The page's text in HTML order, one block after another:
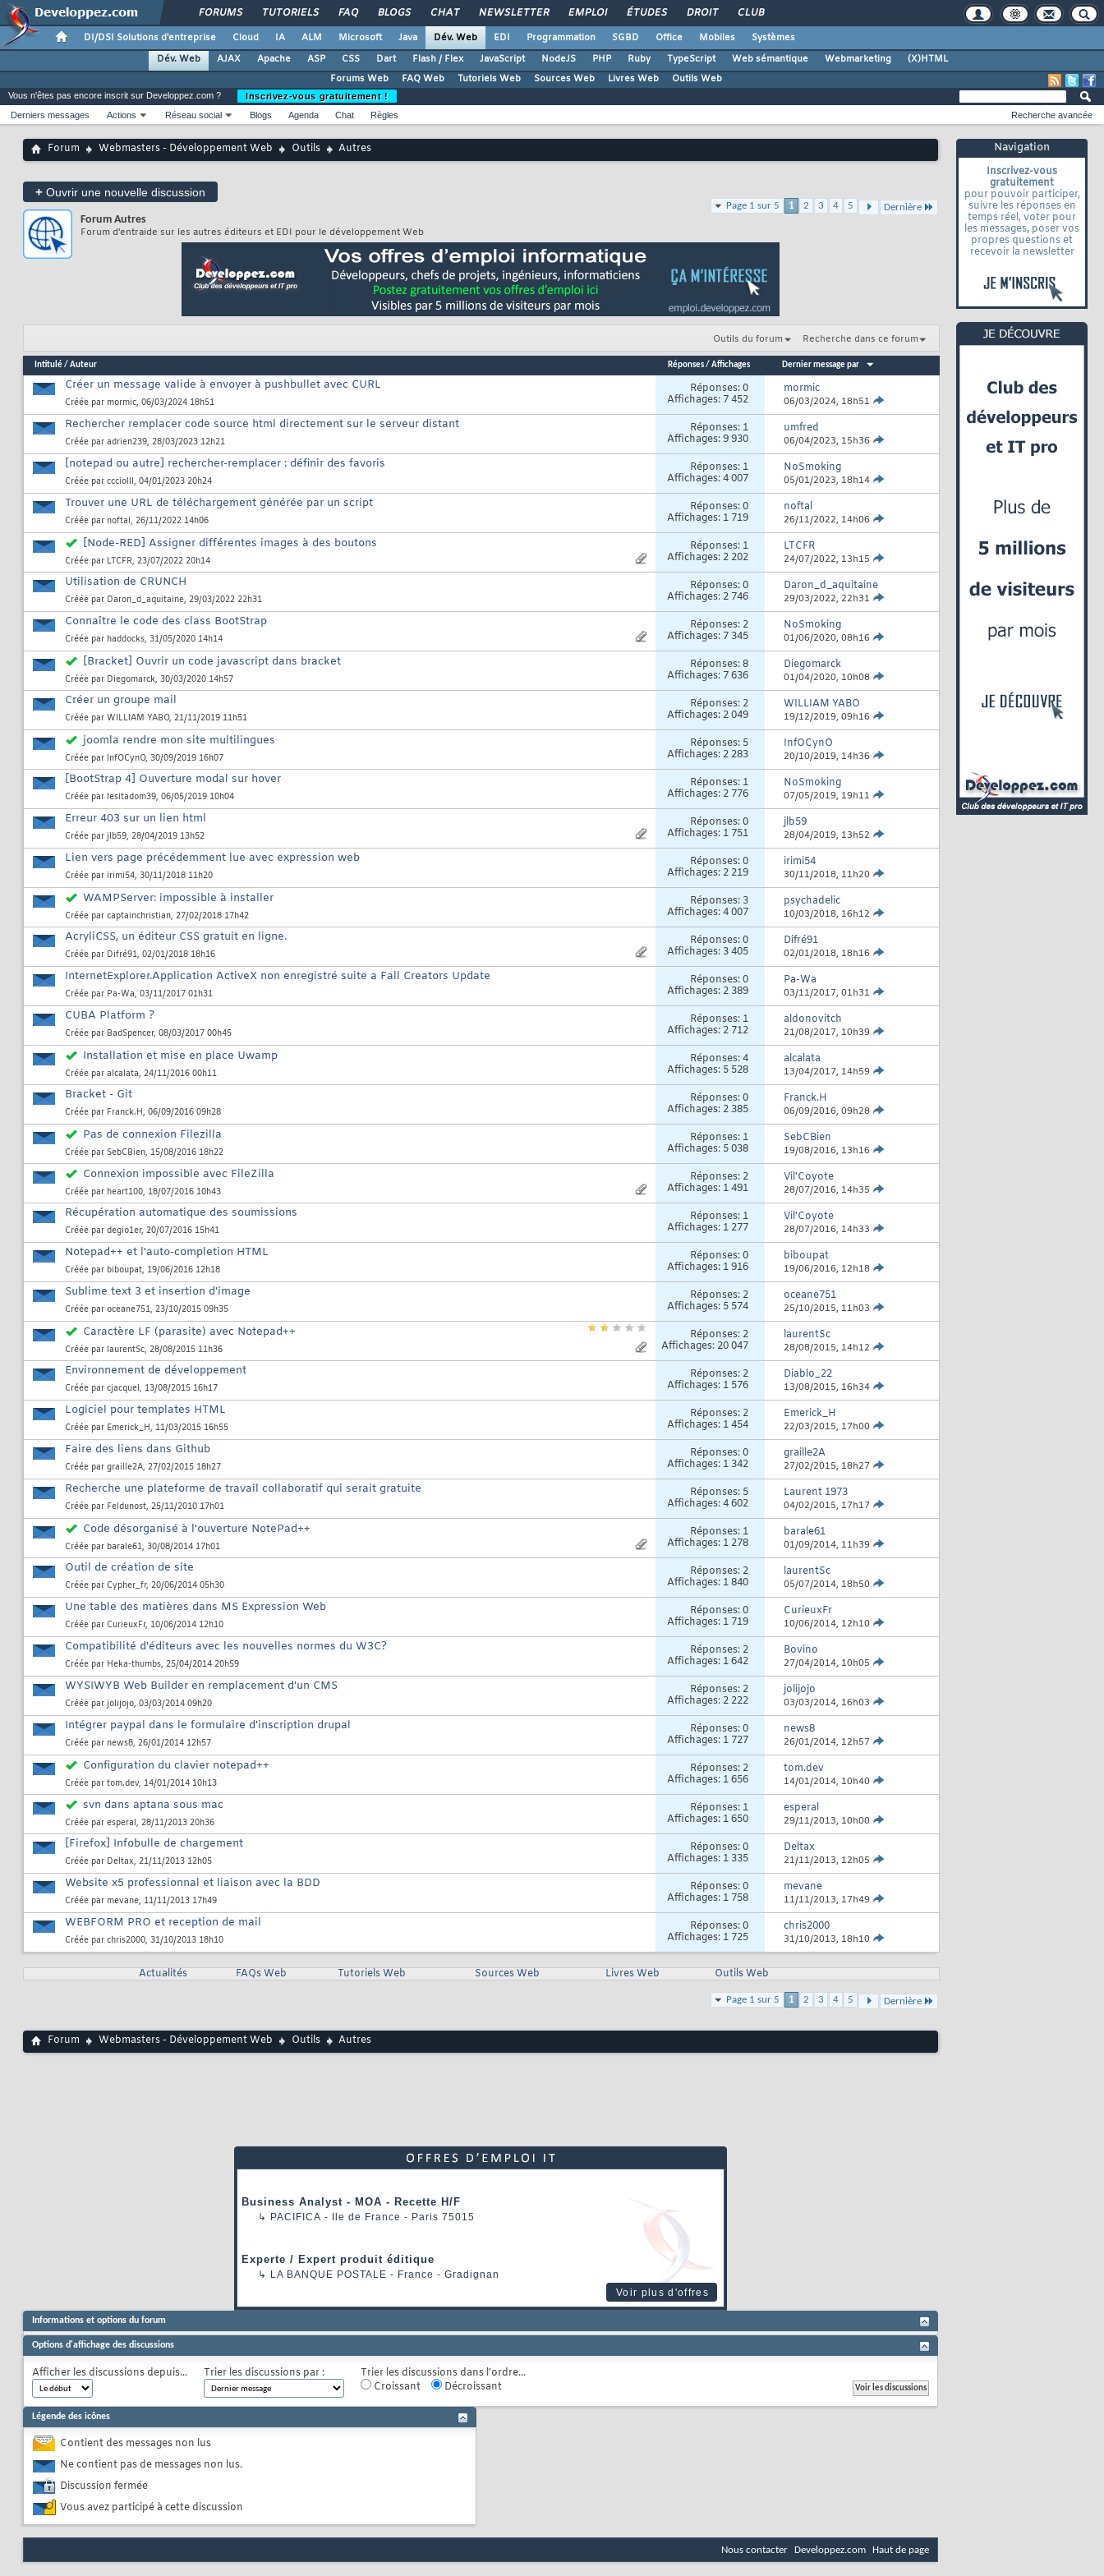
FORUMS TUTORIELS FAQ BLOGS CHAT NEWSLETTER EMPLOI ÉTUDES DROIT CLUB
DI/DSI Solutions d'entreprise Cloud IA ALM Microsoft Java Dév. Web EDI Programmation SGBD Office Mobiles
Systèmes
Dév. Web
AJAX Apache ASP CSS Dart Flash / Flex JavaScript NodeJS PHP Ruby TypeScript Web sémantique Webmarketing
(X)HTML
Forums Web
FAQ Web Tutoriels Web Sources Web Livres Web Outils Web
Vous n'êtes pas encore inscrit sur Developpez.com ?
Inscrivez-vous gratuitement !
Derniers messages
Actions Réseau social Blogs Agenda Chat Règles Recherche avancée
Forum Webmasters - Développement Web Outils Autres Navigation
Inscrivez-vous
gratuitement
pour pouvoir participer,
suivre les réponses en
temps réel, voter pour
les messages, poser vos
propres questions et
recevoir la newsletter
+ Ouvrir une nouvelle discussion
Page 1 sur 5 1 2 3 4 5 Dernière
Forum Autres
Forum d'entraide sur les autres éditeurs et EDI pour le développement Web
Outils du forum Recherche dans ce forum
Intitulé/ Auteur Réponses/ Affichages Dernier message par
Créer un message valide à envoyer à pushbullet avec CURL
Créée par mormic, 06/03/2024 18h51
Réponses:0
Affichages: 7 452
mormic
06/03/2024, 18h51
Rechercher remplacer code source html directement sur le serveur distant
Créée par adrien239, 28/03/2023 12h21
Réponses: 1
Affichages: 9 930
umfred
06/04/2023, 15h36
[notepad ou autre] rechercher-remplacer : définir des favoris
Créée par ccciolll, 04/01/2023 20h24
Réponses: 1
Affichages: 4 007
NoSmoking
05/01/2023, 18h14
Trouver une URL de téléchargement générée par un script
Créée par noftal, 26/11/2022 14h06
Réponses:0
Affichages: 1 719
noftal
26/11/2022, 14h06
[Node-RED] Assigner différentes images à des boutons
Créée par LTCFR, 23/07/2022 20h14
Réponses: 1
Affichages: 2 202
LTCFR
24/07/2022, 13h15
Utilisation de CRUNCH
Créée par Daron_d_aquitaine, 29/03/2022 22h31
Réponses:0
Affichages: 2 746
Daron_d_aquitaine
29/03/2022, 22h31
Connaître le code des class BootStrap
Créée par haddocks, 31/05/2020 14h14
Réponses: 2
Affichages: 7 345
NoSmoking
01/06/2020, 08h16
[Bracket] Ouvrir un code javascript dans bracket
Créée par Diegomarck, 30/03/2020 14h57
Réponses:8
Affichages: 7 636
Diegomarck
01/04/2020, 10h08
Créer un groupe mail
Créée par WILLIAM YABO, 21/11/2019 11h51
Réponses: 2
Affichages: 2 049
WILLIAM YABO
19/12/2019, 09h16
joomla rendre mon site multilingues
Créée par InfOCynO, 30/09/2019 16h07
Réponses: 5
Affichages: 2 283
InfOCynO
20/10/2019, 14h36
[BootStrap 4] Ouverture modal sur hover
Créée par lesitadom39, 06/05/2019 10h04
Réponses: 1
Affichages: 2 776
NoSmoking
07/05/2019, 19h11
Erreur 403 sur un lien html
Créée par jlb59, 28/04/2019 13h52
Réponses:0
Affichages: 1 751
jlb59
28/04/2019, 13h52
Lien vers page précédemment lue avec expression web
Créée par irimi54, 30/11/2018 11h20
Réponses:0
Affichages: 2 219
irimi54
30/11/2018, 11h20
WAMPServer: impossible à installer
Créée par captainchristian, 27/02/2018 17h42
Réponses: 3
Affichages: 4 007
psychadelic
10/03/2018, 16h12
AcryliCSS, un éditeur CSS gratuit en ligne.
Créée par Difré91, 02/01/2018 18h16
Réponses:0
Affichages: 3 405
Difré91
02/01/2018, 18h16
InternetExplorer.Application ActiveX non enregistré suite a Fall Creators Update
Créée par Pa-Wa, 03/11/2017 01h31
Réponses:0
Affichages: 2 389
Pa-Wa
03/11/2017, 01h31
CUBA Platform ?
Créée par BadSpencer, 08/03/2017 00h45
Réponses: 1
Affichages: 2 712
aldonovitch
21/08/2017, 10h39
Installation et mise en place Uwamp
Créée par alcalata, 24/11/2016 00h11
Réponses:4
Affichages: 5 528
alcalata
13/04/2017, 14h59
Bracket - Git
Créée par Franck.H, 06/09/2016 09h28
Réponses:0
Affichages: 2 385
Franck.H
06/09/2016, 09h28
Pas de connexion Filezilla
Créée par SebCBien, 15/08/2016 18h22
Réponses: 1
Affichages: 5 038
SebCBien
19/08/2016, 13h16
Connexion impossible avec FileZilla
Créée par heart100, 18/07/2016 10h43
Réponses: 2
Affichages: 1 491
Vil'Coyote
28/07/2016, 14h35
Récupération automatique des soumissions
Créée par degio1er, 20/07/2016 15h41
Réponses: 1
Affichages: 1 277
Vil'Coyote
28/07/2016, 14h33
Notepad++ et l'auto-completion HTML
Créée par biboupat, 19/06/2016 12h18
Réponses:0
Affichages: 1 916
biboupat
19/06/2016, 12h18
Sublime text 3 et insertion d'image
Créée par oceane751, 23/10/2015 09h35
Réponses: 2
Affichages: 5 574
oceane751
25/10/2015, 11h03
Caractère LF (parasite) avec Notepad++
Créée par laurentSc, 28/08/2015 11h36
Réponses: 2
Affichages: 20 047
laurentSc
28/08/2015, 14h12
Environnement de développement
Créée par cjacquel, 13/08/2015 16h17
Réponses: 2
Affichages: 1 576
Diablo_22
13/08/2015, 16h34
Logiciel pour templates HTML
Créée par Emerick_H, 11/03/2015 16h55
Réponses: 2
Affichages: 1 454
Emerick_H
22/03/2015, 17h00
Faire des liens dans Github
Créée par graille2A, 27/02/2015 18h27
Réponses:0
Affichages: 1 342
graille2A
27/02/2015, 18h27
Recherche une plateforme de travail collaboratif qui serait gratuite
Créée par Feldunost, 25/11/2010 17h01
Réponses: 5
Affichages: 4 602
Laurent 1973
04/02/2015, 17h17
Code désorganisé à l'ouverture NotePad++
Créée par barale61, 30/08/2014 17h01
Réponses: 1
Affichages: 1 278
barale61
01/09/2014, 11h39
Outil de création de site
Créée par Cypher_fr, 20/06/2014 05h30
Réponses: 2
Affichages: 1 840
laurentSc
05/07/2014, 18h50
Une table des matières dans MS Expression Web
Créée par CurieuxFr, 10/06/2014 12h10
Réponses:0
Affichages: 1 719
CurieuxFr
10/06/2014, 12h10
Compatibilité d'éditeurs avec les nouvelles normes du W3C?
Créée par Heka-thumbs, 25/04/2014 20h59
Réponses: 2
Affichages: 1 642
Bovino
27/04/2014, 10h05
WYSIWYB Web Builder en remplacement d'un CMS
Créée par jolijojo, 03/03/2014 09h20
Réponses: 2
Affichages: 2 222
jolijojo
03/03/2014, 16h03
Intégrer paypal dans le formulaire d'inscription drupal
Créée par news8, 26/01/2014 12h57
Réponses:0
Affichages: 1 727
news8
26/01/2014, 12h57
Configuration du clavier notepad++
Créée par tom.dev, 14/01/2014 10h13
Réponses: 2
Affichages: 1 656
tom.dev
14/01/2014, 10h40
svn dans aptana sous mac
Créée par esperal, 28/11/2013 20h36
Réponses: 1
Affichages: 1 650
esperal
29/11/2013, 10h00
[Firefox] Infobulle de chargement
Créée par Deltax, 21/11/2013 12h05
Réponses:0
Affichages: 1 335
Deltax
21/11/2013, 12h05
Website x5 professionnal et liaison avec la BDD
Créée par mevane, 11/11/2013 17h49
Réponses:0
Affichages: 1 758
mevane
11/11/2013, 17h49
WEBFORM PRO et reception de mail
Créée par chris2000, 31/10/2013 18h10
Réponses:0
Affichages: 1 725
chris2000
31/10/2013, 18h10
Actualités FAQs Web Tutoriels Web Sources Web Livres Web Outils Web
Page 1 sur 5 1 2 3 4 5 Dernière
Forum Webmasters - Développement Web Outils Autres
Business Analyst - MOA - Recette H/F
↳ PACIFICA - Ile de France - Paris 75015
Experte / Expert produit éditique
↳ LA BANQUE POSTALE - France - Gradignan
Voir plus d'offres
Informations et options du forum
Options d'affichage des discussions
Afficher les discussions depuis... Trier les discussions par :
Trier les discussions dans l'ordre...
Croissant
Décroissant
Légende des icônes
Contient des messages non lus
Ne contient pas de messages non lus.
Discussion fermée
Vous avez participé à cette discussion
Nous contacter Developpez.com Haut de page